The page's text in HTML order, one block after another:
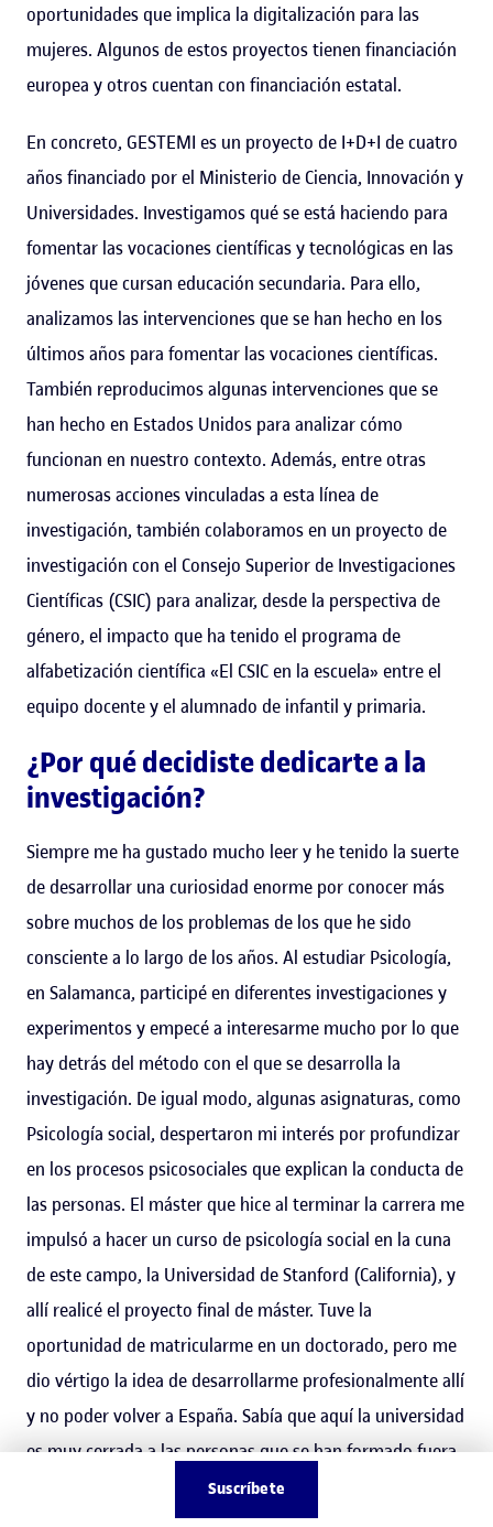
Suscríbete
oportunidades que implica la digitalización para las
mujeres. Algunos de estos proyectos tienen financiación
europea y otros cuentan con financiación estatal.
En concreto, GESTEMI es un proyecto de I+D+I de cuatro
años financiado por el Ministerio de Ciencia, Innovación y
Universidades. Investigamos qué se está haciendo para
fomentar las vocaciones científicas y tecnológicas en las
jóvenes que cursan educación secundaria. Para ello,
analizamos las intervenciones que se han hecho en los
últimos años para fomentar las vocaciones científicas.
También reproducimos algunas intervenciones que se
han hecho en Estados Unidos para analizar cómo
funcionan en nuestro contexto. Además, entre otras
numerosas acciones vinculadas a esta línea de
investigación, también colaboramos en un proyecto de
investigación con el Consejo Superior de Investigaciones
Científicas (CSIC) para analizar, desde la perspectiva de
género, el impacto que ha tenido el programa de
alfabetización científica «El CSIC en la escuela» entre el
equipo docente y el alumnado de infantil y primaria.
¿Por qué decidiste dedicarte a la
investigación?
Siempre me ha gustado mucho leer y he tenido la suerte
de desarrollar una curiosidad enorme por conocer más
sobre muchos de los problemas de los que he sido
consciente a lo largo de los años. Al estudiar Psicología,
en Salamanca, participé en diferentes investigaciones y
experimentos y empecé a interesarme mucho por lo que
hay detrás del método con el que se desarrolla la
investigación. De igual modo, algunas asignaturas, como
Psicología social, despertaron mi interés por profundizar
en los procesos psicosociales que explican la conducta de
las personas. El máster que hice al terminar la carrera me
impulsó a hacer un curso de psicología social en la cuna
de este campo, la Universidad de Stanford (California), y
allí realicé el proyecto final de máster. Tuve la
oportunidad de matricularme en un doctorado, pero me
dio vértigo la idea de desarrollarme profesionalmente allí
y no poder volver a España. Sabía que aquí la universidad
es muy cerrada a las personas que se han formado fuera
y no quise asumir ese riesgo.